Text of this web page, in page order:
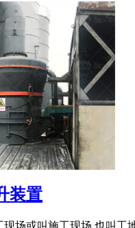
装置
场或叫施工现场,也叫工